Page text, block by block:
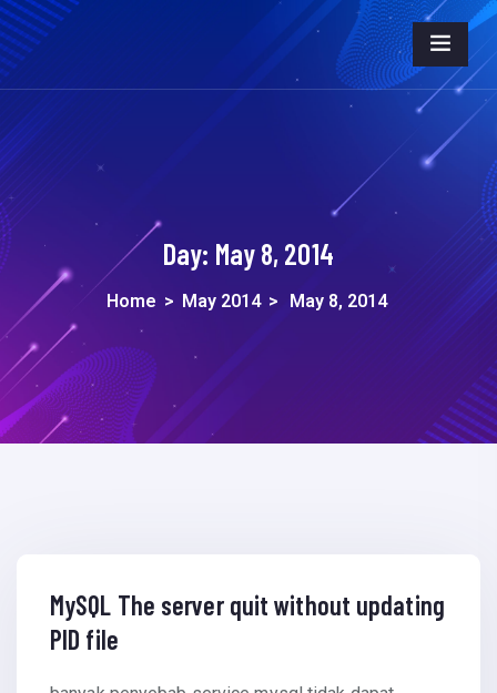
Day: May 8, 2014
Home > May 2014 > May 8, 2014
May 8, 2014
MySQL The server quit without updating
PID file